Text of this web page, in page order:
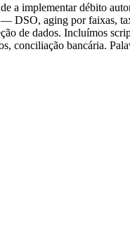
a implementar débito
— DSO, aging por faixas,
de dados. Incluímos
conciliação bancária.